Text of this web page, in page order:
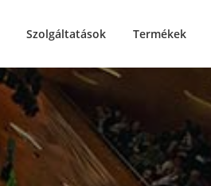
Szolgáltatások Termékek